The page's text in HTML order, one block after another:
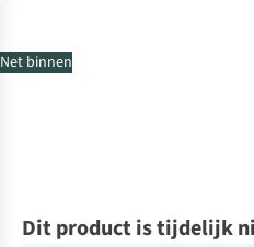
Net binnen
Dit product is tijdelijk